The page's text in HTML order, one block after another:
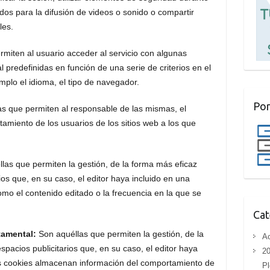
para la difusión de videos o sonido o compartir
al usuario acceder al servicio con algunas
predefinidas en función de una serie de criterios en el
el idioma, el tipo de navegador.
que permiten al responsable de las mismas, el
de los usuarios de los sitios web a los que
que permiten la gestión, de la forma más eficaz
que, en su caso, el editor haya incluido en una
el contenido editado o la frecuencia en la que se
Son aquéllas que permiten la gestión, de la
publicitarios que, en su caso, el editor haya
almacenan información del comportamiento de